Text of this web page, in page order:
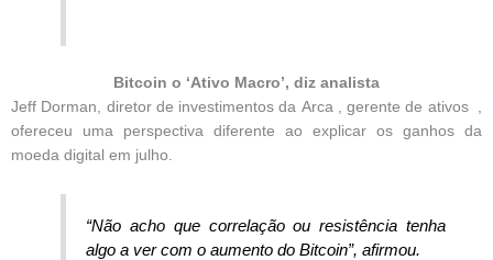
Bitcoin o ‘Ativo Macro’, diz analista
Jeff Dorman, diretor de investimentos da Arca , gerente de ativos ,
ofereceu uma perspectiva diferente ao explicar os ganhos da
moeda digital em julho.
“Não acho que correlação ou resistência tenha
algo a ver com o aumento do Bitcoin”, afirmou.